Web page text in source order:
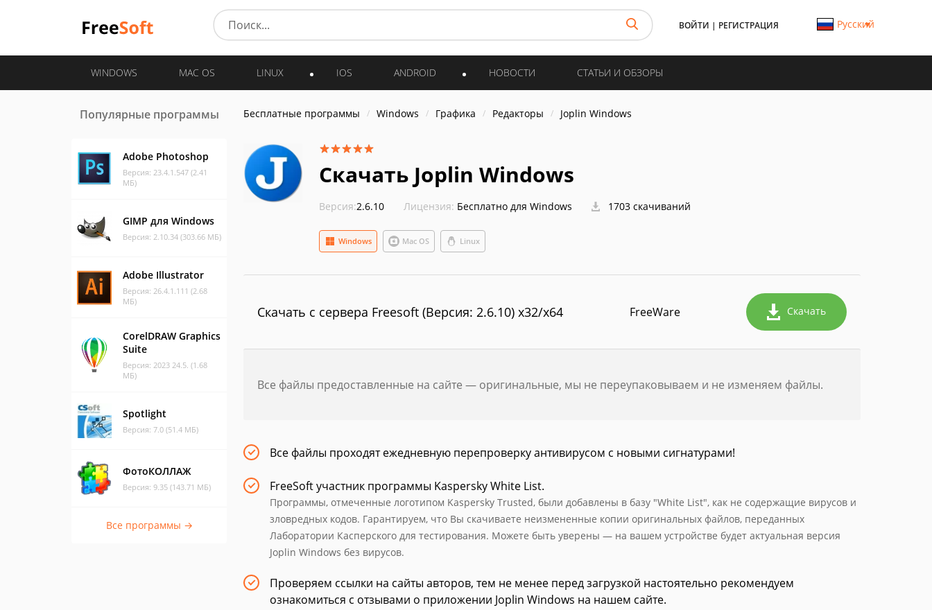
ВОЙТИ | РЕГИСТРАЦИЯ Русский
WINDOWS MAC OS LINUX IOS ANDROID НОВОСТИ СТАТЬИ И ОБЗОРЫ
Популярные программы
Adobe Photoshop
Версия: 23.4.1.547 (2.41
МБ)
GIMP для Windows
Версия: 2.10.34 (303.66 МБ)
Adobe Illustrator
Версия: 26.4.1.111 (2.68
МБ)
CorelDRAW Graphics
Suite
Версия: 2023 24.5. (1.68
МБ)
Spotlight
Версия: 7.0 (51.4 МБ)
ФотоКОЛЛАЖ
Версия: 9.35 (143.71 МБ)
Все программы →
Бесплатные программы Windows Графика Редакторы Joplin Windows
Скачать Joplin Windows
Версия:2.6.10 Лицензия: Бесплатно для Windows 1703 скачиваний
Windows Mac OS Linux
Скачать с сервера Freesoft (Версия: 2.6.10) x32/x64 FreeWare Скачать
Все файлы предоставленные на сайте — оригинальные, мы не переупаковываем и не изменяем файлы.
Все файлы проходят ежедневную перепроверку антивирусом с новыми сигнатурами!
FreeSoft участник программы Kaspersky White List.
Программы, отмеченные логотипом Kaspersky Trusted, были добавлены в базу "White List", как не содержащие вирусов и
зловредных кодов. Гарантируем, что Вы скачиваете неизмененные копии оригинальных файлов, переданных
Лаборатории Касперского для тестирования. Можете быть уверены — на вашем устройстве будет актуальная версия
Joplin Windows без вирусов.
Проверяем ссылки на сайты авторов, тем не менее перед загрузкой настоятельно рекомендуем
ознакомиться с отзывами о приложении Joplin Windows на нашем сайте.